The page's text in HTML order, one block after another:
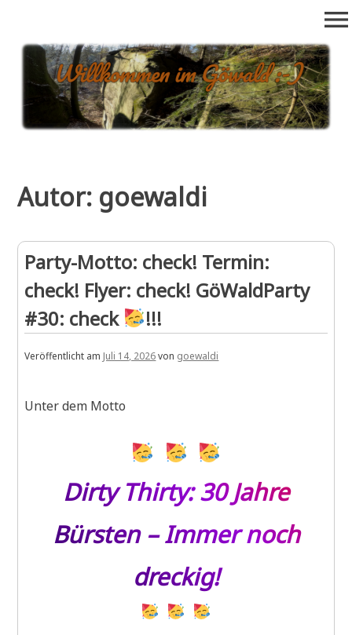
springen
goewald.de
Alles rund ums Draussenklettern im Göttinger Wald: Bouldern,
Seilklettern, Neuerschließungen, Boulder-Datenbank, etc….
menu
Autor: goewaldi
Party-Motto: check! Termin:
check! Flyer: check! GöWaldParty
#30: check
!!!
Veröffentlicht am Juli 14, 2026von goewaldi
Unter dem Motto
Dirty Thirty: 30 Jahre
Bürsten – Immer noch
dreckig!